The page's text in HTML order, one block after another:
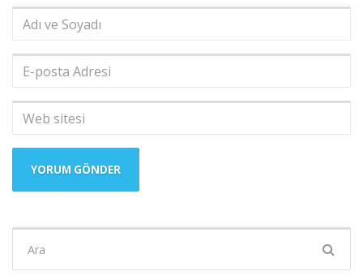
Adı
Soyadı*
posta
Adresi*
Web
ara: